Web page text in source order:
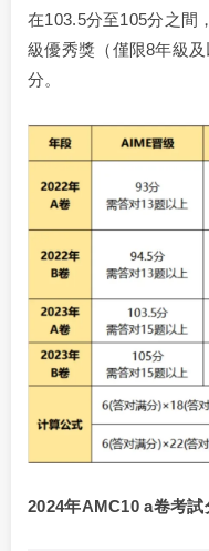
在103.5分至105分之間
級優秀獎（僅限8年級
分。
2024年AMC10 a卷考試